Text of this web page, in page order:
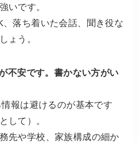
いです。
落ち着いた会話、聞き役な
ょう。
不安です。書かない方がい
報は避けるのが基本です
して）。
先や学校、家族構成の細か